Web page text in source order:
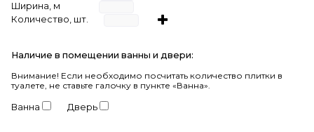
Ширина, м
Количество, шт.
Наличие в помещении ванны и двери:
Внимание! Если необходимо посчитать количество плитки в
туалете, не ставьте галочку в пункте «Ванна».
Ванна Дверь